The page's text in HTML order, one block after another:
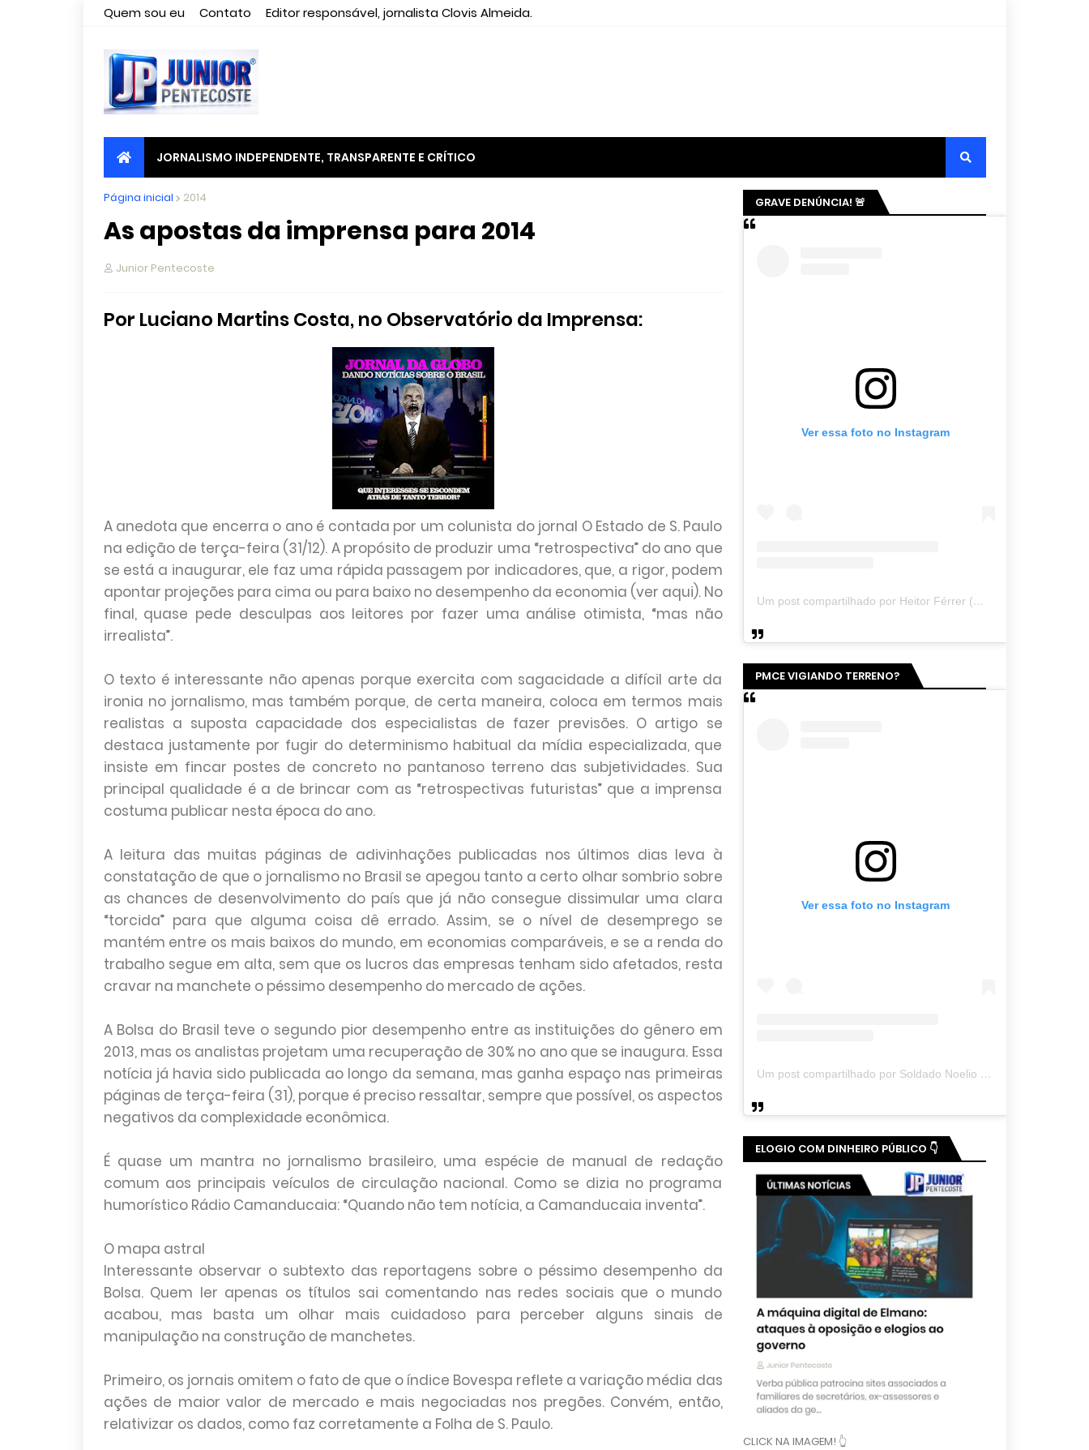
Quem sou eu Contato Editor responsável, jornalista Clovis Almeida.
JORNALISMO INDEPENDENTE, TRANSPARENTE E CRÍTICO
Página inicial 2014
As apostas da imprensa para 2014
Junior Pentecoste
Por Luciano Martins Costa, no Observatório da Imprensa:
A anedota que encerra o ano é contada por um colunista do jornal O Estado de S. Paulo
na edição de terça-feira (31/12). A propósito de produzir uma “retrospectiva” do ano que
se está a inaugurar, ele faz uma rápida passagem por indicadores, que, a rigor, podem
apontar projeções para cima ou para baixo no desempenho da economia (ver aqui). No
final, quase pede desculpas aos leitores por fazer uma análise otimista, “mas não
irrealista”.
O texto é interessante não apenas porque exercita com sagacidade a difícil arte da
ironia no jornalismo, mas também porque, de certa maneira, coloca em termos mais
realistas a suposta capacidade dos especialistas de fazer previsões. O artigo se
destaca justamente por fugir do determinismo habitual da mídia especializada, que
insiste em fincar postes de concreto no pantanoso terreno das subjetividades. Sua
principal qualidade é a de brincar com as “retrospectivas futuristas” que a imprensa
costuma publicar nesta época do ano.
A leitura das muitas páginas de adivinhações publicadas nos últimos dias leva à
constatação de que o jornalismo no Brasil se apegou tanto a certo olhar sombrio sobre
as chances de desenvolvimento do país que já não consegue dissimular uma clara
“torcida” para que alguma coisa dê errado. Assim, se o nível de desemprego se
mantém entre os mais baixos do mundo, em economias comparáveis, e se a renda do
trabalho segue em alta, sem que os lucros das empresas tenham sido afetados, resta
cravar na manchete o péssimo desempenho do mercado de ações.
A Bolsa do Brasil teve o segundo pior desempenho entre as instituições do gênero em
2013, mas os analistas projetam uma recuperação de 30% no ano que se inaugura. Essa
notícia já havia sido publicada ao longo da semana, mas ganha espaço nas primeiras
páginas de terça-feira (31), porque é preciso ressaltar, sempre que possível, os aspectos
negativos da complexidade econômica.
É quase um mantra no jornalismo brasileiro, uma espécie de manual de redação
comum aos principais veículos de circulação nacional. Como se dizia no programa
humorístico Rádio Camanducaia: “Quando não tem notícia, a Camanducaia inventa”.
O mapa astral
Interessante observar o subtexto das reportagens sobre o péssimo desempenho da
Bolsa. Quem ler apenas os títulos sai comentando nas redes sociais que o mundo
acabou, mas basta um olhar mais cuidadoso para perceber alguns sinais de
manipulação na construção de manchetes.
Primeiro, os jornais omitem o fato de que o índice Bovespa reflete a variação média das
ações de maior valor de mercado e mais negociadas nos pregões. Convém, então,
relativizar os dados, como faz corretamente a Folha de S. Paulo.
GRAVE DENÚNCIA! 🚨
Ver essa foto no Instagram
Um post compartilhado por Heitor Férrer (@heitor_ferrer77)
PMCE VIGIANDO TERRENO?
Ver essa foto no Instagram
Um post compartilhado por Soldado Noelio (@soldadonoelio)
ELOGIO COM DINHEIRO PÚBLICO 👇
CLICK NA IMAGEM! 👆